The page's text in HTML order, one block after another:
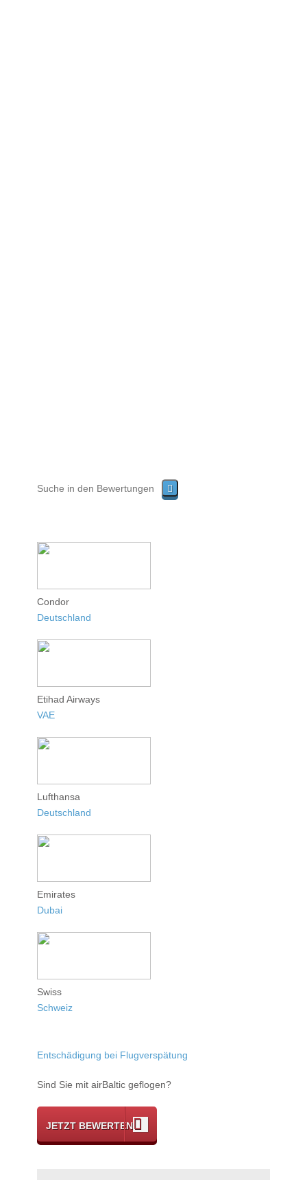
Condor
Deutschland
Etihad Airways
VAE
Lufthansa
Deutschland
Emirates
Dubai
Swiss
Schweiz
Entschädigung bei Flugverspätung
Sind Sie mit airBaltic geflogen?
JETZT BEWERTEN